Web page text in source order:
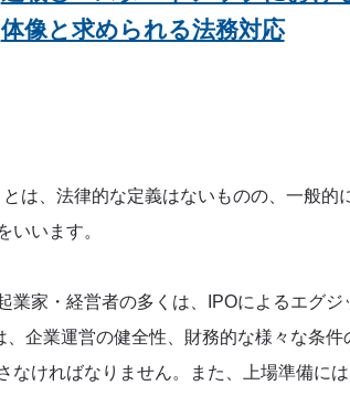
体像と求められる法務対応
とは、法律的な定義はないものの、一般的
いいます。
業家・経営者の多くは、IPOによるエグ
企業運営の健全性、財務的な様々な条
なければなりません。また、上場準備に